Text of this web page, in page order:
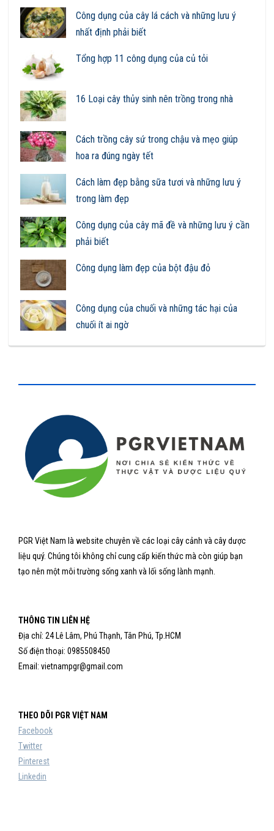
Công dụng của cây lá cách và những lưu ý
nhất định phải biết
Tổng hợp 11 công dụng của củ tỏi
16 Loại cây thủy sinh nên trồng trong nhà
Cách trồng cây sứ trong chậu và mẹo giúp
hoa ra đúng ngày tết
Cách làm đẹp bằng sữa tươi và những lưu ý
trong làm đẹp
Công dụng của cây mã đề và những lưu ý cần
phải biết
Công dụng làm đẹp của bột đậu đỏ
Công dụng của chuối và những tác hại của
chuối ít ai ngờ
PGR Việt Nam là website chuyên về các loại cây cảnh và cây dược
liệu quý. Chúng tôi không chỉ cung cấp kiến thức mà còn giúp bạn
tạo nên một môi trường sống xanh và lối sống lành mạnh.
THÔNG TIN LIÊN HỆ
Địa chỉ: 24 Lê Lâm, Phú Thạnh, Tân Phú, Tp.HCM
Số điện thoại: 0985508450
Email: vietnampgr@gmail.com
THEO DÕI PGR VIỆT NAM
Facebook
Twitter
Pinterest
Linkedin